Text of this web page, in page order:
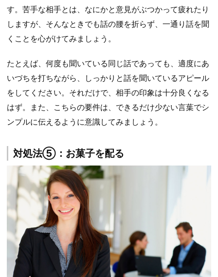
す。苦手な相手とは、なにかと意見がぶつかって疲れたり
しますが、そんなときでも話の腰を折らず、一通り話を聞
くことを心がけてみましょう。
たとえば、何度も聞いている同じ話であっても、適度にあ
いづちを打ちながら、しっかりと話を聞いているアピール
をしてください。それだけで、相手の印象は十分良くなる
はず。また、こちらの要件は、できるだけ少ない言葉でシ
ンプルに伝えるように意識してみましょう。
対処法⑤：お菓子を配る